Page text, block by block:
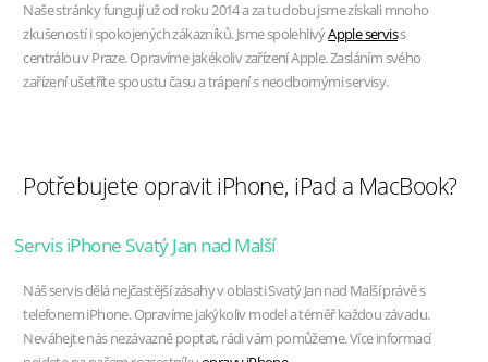
Naše stránky fungují už od roku 2014 a za tu dobu jsme získali mnoho
zkušeností i spokojených zákazníků. Jsme spolehlivýApple serviss
centrálou v Praze. Opravíme jakékoliv zařízení Apple. Zasláním svého
zařízení ušetříte spoustu času a trápení s neodbornými servisy.
Potřebujete opravit iPhone, iPad a MacBook?
Servis iPhone Svatý Jan nad Malší
Náš servis dělá nejčastější zásahy v oblasti Svatý Jan nad Malší právě s
telefonem iPhone. Opravíme jakýkoliv model a téměř každou závadu.
Neváhejte nás nezávazně poptat, rádi vám pomůžeme. Více informací